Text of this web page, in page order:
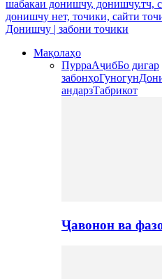
Донишчу | забони точики
Мақолаҳо
ПурраАҷибБо дигар
забонҳоГуногун
андарзТабрикот
Ҷавонон ва